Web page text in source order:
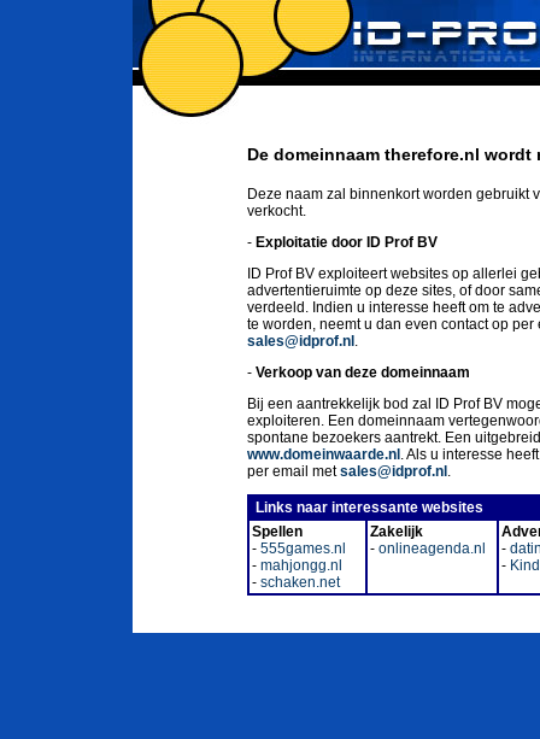
De domeinnaam therefore.nl
Deze naam zal binnenkort worden gebruikt
verkocht.
- Exploitatie door ID Prof BV
ID Prof BV exploiteert websites op allerlei
advertentieruimte op deze sites, of door
verdeeld. Indien u interesse heeft om te
te worden, neemt u dan even contact op
sales@idprof.nl .
- Verkoop van deze domeinnaam
Bij een aantrekkelijk bod zal ID Prof BV
exploiteren. Een domeinnaam
spontane bezoekers aantrekt. Een
www.domeinwaarde.nl . Als u interesse
per email metsales@idprof.nl .
Links naar interessante websites
Spellen
- 555games.nl
- mahjongg.nl
- schaken.net
Zakelijk
- onlineagenda.nl
-
-